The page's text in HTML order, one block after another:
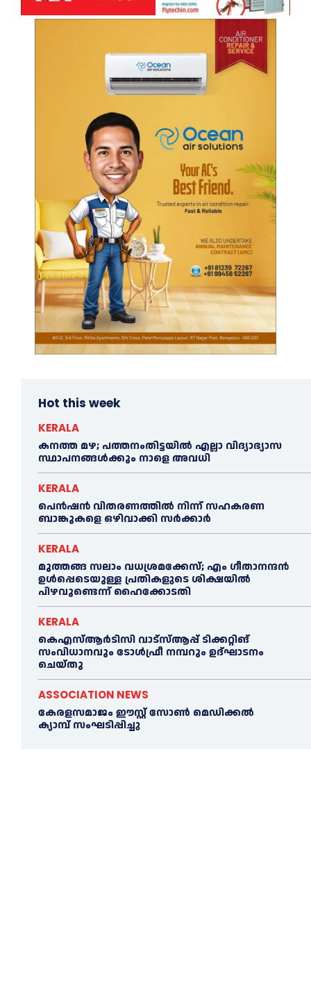
Hot this week
KERALA
കനത്ത മഴ; പത്തനംതിട്ടയില്‍ എല്ലാ വിദ്യാഭ്യാസ
സ്ഥാപനങ്ങള്‍ക്കും നാളെ അവധി
KERALA
പെൻഷൻ വിതരണത്തില്‍ നിന്ന് സഹകരണ
ബാങ്കുകളെ ഒഴിവാക്കി സര്‍ക്കാര്‍
KERALA
മുത്തങ്ങ സലാം വധശ്രമക്കേസ്; എം ഗീതാനന്ദൻ
ഉള്‍പ്പെടെയുള്ള പ്രതികളുടെ ശിക്ഷയില്‍
പിഴവുണ്ടെന്ന് ഹൈക്കോടതി
KERALA
കെഎസ്‌ആര്‍ടിസി വാട്‌സ്‌ആപ്പ് ടിക്കറ്റിങ്
സംവിധാനവും ടോള്‍ഫ്രീ നമ്പറും ഉദ്ഘാടനം
ചെയ്തു
ASSOCIATION NEWS
കേരളസമാജം ഈസ്റ്റ് സോണ്‍ മെഡിക്കൽ
ക്യാമ്പ് സംഘടിപ്പിച്ചു